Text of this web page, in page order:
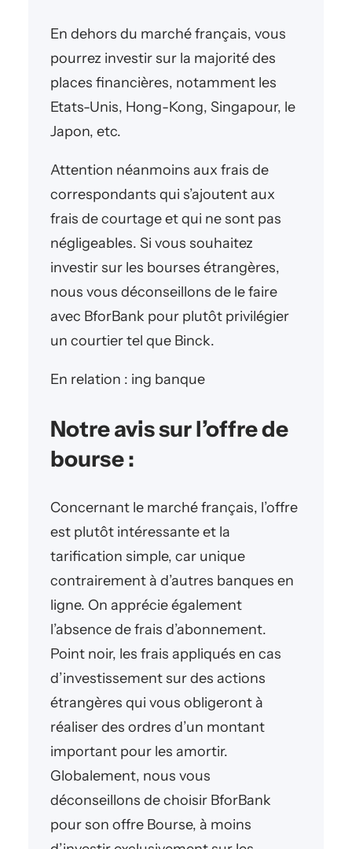
En dehors du marché français, vous
pourrez investir sur la majorité des
places financières, notamment les
Etats-Unis, Hong-Kong, Singapour, le
Japon, etc.
Attention néanmoins aux frais de
correspondants qui s’ajoutent aux
frais de courtage et qui ne sont pas
négligeables. Si vous souhaitez
investir sur les bourses étrangères,
nous vous déconseillons de le faire
avec BforBank pour plutôt privilégier
un courtier tel que Binck.
En relation : ing banque
Notre avis sur l’offre de
bourse :
Concernant le marché français, l’offre
est plutôt intéressante et la
tarification simple, car unique
contrairement à d’autres banques en
ligne. On apprécie également
l’absence de frais d’abonnement.
Point noir, les frais appliqués en cas
d’investissement sur des actions
étrangères qui vous obligeront à
réaliser des ordres d’un montant
important pour les amortir.
Globalement, nous vous
déconseillons de choisir BforBank
pour son offre Bourse, à moins